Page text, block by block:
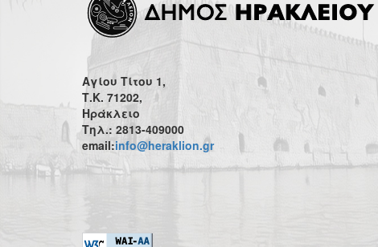
Αγίου Τίτου 1,
Τ.Κ. 71202,
Ηράκλειο
Τηλ.: 2813-409000
email:info@heraklion.gr